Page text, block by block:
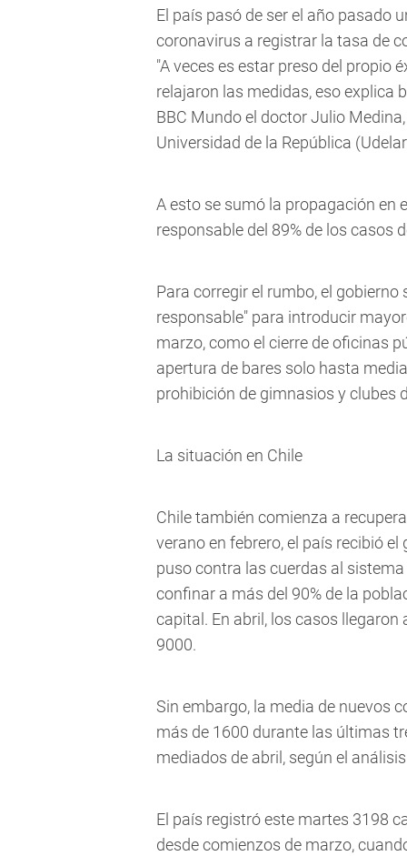
El país pasó de ser el año pasado
coronavirus a registrar la tasa de
"A veces es estar preso del propio
relajaron las medidas, eso explica
BBC Mundo el doctor Julio
Universidad de la República
A esto se sumó la propagación en
responsable del 89% de los casos
Para corregir el rumbo, el
responsable" para introducir
marzo, como el cierre de oficinas
apertura de bares solo hasta
prohibición de gimnasios y clubes
La situación en Chile
Chile también comienza a
verano en febrero, el país recibió
puso contra las cuerdas al
confinar a más del 90% de la
capital. En abril, los casos
9000.
Sin embargo, la media de nuevos
más de 1600 durante las últimas
mediados de abril, según el
El país registró este martes 3198
desde comienzos de marzo,